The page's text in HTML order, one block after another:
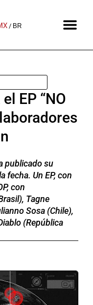
BR
EP “NO
publicado su
fecha. Un EP, con
con
Tagne
Sosa (Chile),
(República